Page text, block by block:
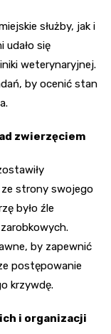
służby, jak i
udało się
weterynaryjnej.
by ocenić stan
zwierzęciem
ze strony swojego
było źle
by zapewnić
postępowanie
krzywdę.
i organizacji